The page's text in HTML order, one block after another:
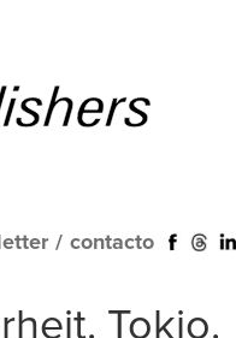
/ contacto
Tokio.